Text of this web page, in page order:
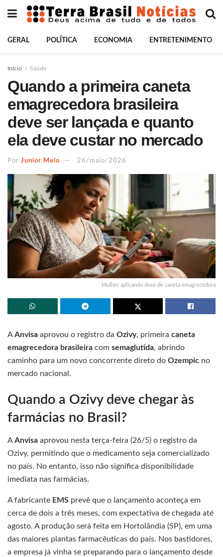
GERAL POLÍTICA ECONOMIA ENTRETENIMENTO
Início Saúde
Quando a primeira caneta
emagrecedora brasileira
deve ser lançada e quanto
ela deve custar no mercado
Por Junior Melo 26/maio/2026
Mulher aplicando dose de caneta emagrecedora
AAnvisa aprovou o registro da Ozivy, primeira caneta
emagrecedora brasileira com semaglutida, abrindo
caminho para um novo concorrente direto do Ozempic no
mercado nacional.
Quando a Ozivy deve chegar às
farmácias no Brasil?
AAnvisa aprovou nesta terça-feira (26/5) o registro da
Ozivy, permitindo que o medicamento seja comercializado
no país. No entanto, isso não significa disponibilidade
imediata nas farmácias.
A fabricante EMS prevê que o lançamento aconteça em
cerca de dois a três meses, com expectativa de chegada até
agosto. A produção será feita em Hortolândia (SP), em uma
das maiores plantas farmacêuticas do país. Nos bastidores,
a empresa já vinha se preparando para o lançamento desde